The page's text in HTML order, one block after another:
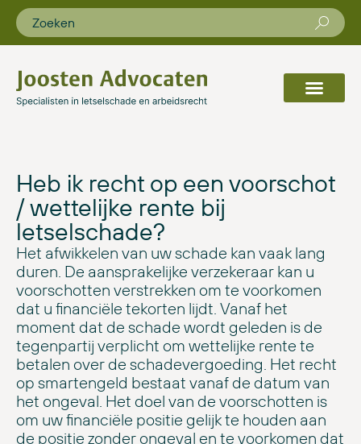
Heb ik recht op een voorschot
/ wettelijke rente bij
letselschade?
Het afwikkelen van uw schade kan vaak lang
duren. De aansprakelijke verzekeraar kan u
voorschotten verstrekken om te voorkomen
dat u financiële tekorten lijdt. Vanaf het
moment dat de schade wordt geleden is de
tegenpartij verplicht om wettelijke rente te
betalen over de schadevergoeding. Het recht
op smartengeld bestaat vanaf de datum van
het ongeval. Het doel van de voorschotten is
om uw financiële positie gelijk te houden aan
de positie zonder ongeval en te voorkomen dat